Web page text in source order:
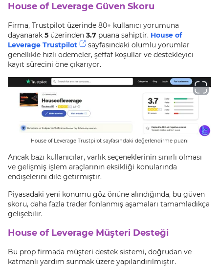
House of Leverage Güven Skoru
Firma, Trustpilot üzerinde 80+ kullanıcı yorumuna
dayanarak 5 üzerinden 3.7 puana sahiptir. House of
Leverage Trustpilot
sayfasındaki olumlu yorumlar
genellikle hızlı ödemeler, şeffaf koşullar ve destekleyici
kayıt sürecini öne çıkarıyor.
House of Leverage Trustpilot sayfasındaki değerlendirme puanı
Ancak bazı kullanıcılar, varlık seçeneklerinin sınırlı olması
ve gelişmiş işlem araçlarının eksikliği konularında
endişelerini dile getirmiştir.
Piyasadaki yeni konumu göz önüne alındığında, bu güven
skoru, daha fazla trader fonlanmış aşamaları tamamladıkça
gelişebilir.
House of Leverage Müşteri Desteği
Bu prop firmada müşteri destek sistemi, doğrudan ve
katmanlı yardım sunmak üzere yapılandırılmıştır.